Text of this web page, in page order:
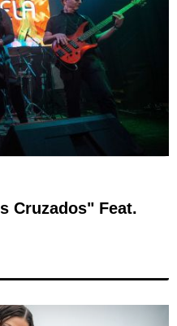
Cruzados" Feat.